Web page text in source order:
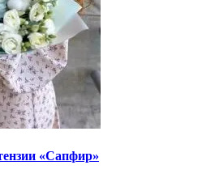
«Сапфир»